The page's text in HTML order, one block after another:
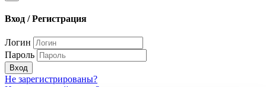
Вход / Регистрация
Логин
Пароль
Вход
Не зарегистрированы?